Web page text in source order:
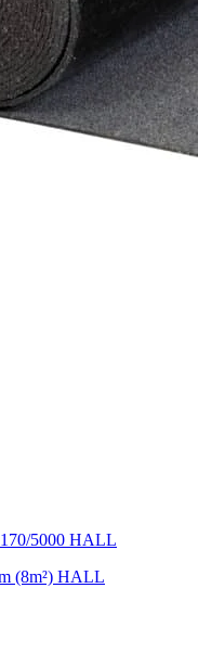
5000 HALL
(8m²) HALL